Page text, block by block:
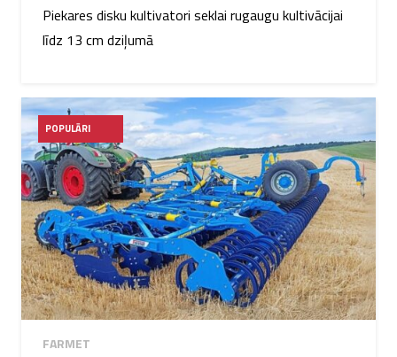
Piekares disku kultivatori seklai rugaugu kultivācijai
līdz 13 cm dziļumā
POPULĀRI
FARMET